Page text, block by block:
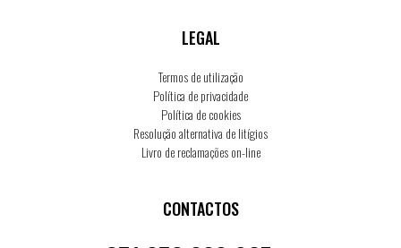
LEGAL
Termos de utilização
Política de privacidade
Política de cookies
Resolução alternativa de litígios
Livro de reclamações on-line
CONTACTOS